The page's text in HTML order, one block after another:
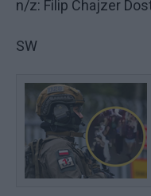
n/z: Filip Chajzer
SW